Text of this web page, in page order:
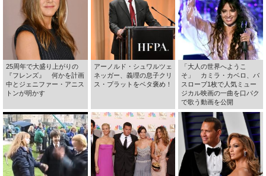
25周年で大盛り上がりの
『フレンズ』 何かを計画
中とジェニファー・アニス
トンが明かす
アーノルド・シュワルツェ
ネッガー、義理の息子クリ
ス・プラットをベタ褒め！
「大人の世界へようこ
そ」 カミラ・カベロ、バ
スローブ1枚で人気ミュー
ジカル映画の一曲を口パク
で歌う動画を公開